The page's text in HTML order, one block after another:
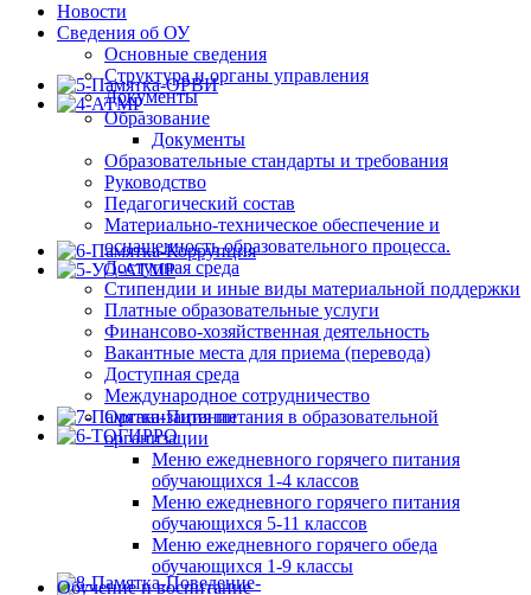
Новости
Сведения об ОУ
Основные сведения
Структура и органы управления
Документы
Образование
Документы
Образовательные стандарты и требования
Руководство
Педагогический состав
Материально-техническое обеспечение и
оснащенность образовательного процесса.
Доступная среда
Стипендии и иные виды материальной поддержки
Платные образовательные услуги
Финансово-хозяйственная деятельность
Вакантные места для приема (перевода)
Доступная среда
Международное сотрудничество
Организация питания в образовательной
организации
Меню ежедневного горячего питания
обучающихся 1-4 классов
Меню ежедневного горячего питания
обучающихся 5-11 классов
Меню ежедневного горячего обеда
обучающихся 1-9 классы
Обучение и воспитание